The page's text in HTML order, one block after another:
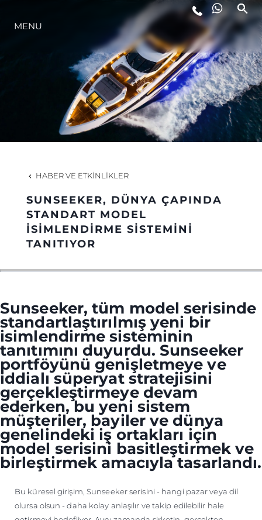
YAŞAM ŞEKLİ
YENILIK
ŞİRKET
MİRAS
TEKNENIZIN PIYASA DEĞERINI
ÖĞRENIN
MENU
HABER VE ETKINLIKLER
SUNSEEKER, DÜNYA ÇAPINDA
STANDART MODEL
İSİMLENDİRME SİSTEMİNİ
TANITIYOR
Sunseeker, tüm model serisinde
standartlaştırılmış yeni bir
isimlendirme sisteminin
tanıtımını duyurdu. Sunseeker
portföyünü genişletmeye ve
iddialı süperyat stratejisini
gerçekleştirmeye devam
ederken, bu yeni sistem
müşteriler, bayiler ve dünya
genelindeki iş ortakları için
model serisini basitleştirmek ve
birleştirmek amacıyla tasarlandı.
Bu küresel girişim, Sunseeker serisini - hangi pazar veya dil
olursa olsun - daha kolay anlaşılır ve takip edilebilir hale